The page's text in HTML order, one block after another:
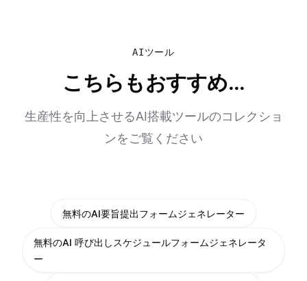
AIツール
こちらもおすすめ...
生産性を向上させるAI搭載ツールのコレクショ
ンをご覧ください
無料のAI要旨提出フォームジェネレーター
無料のAI 呼び出しスケジュールフォームジェネレータ
ー